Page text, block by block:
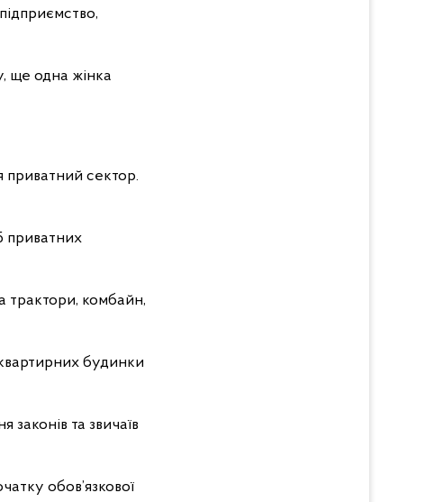
ще одна жінка
сектор.
приватних
трактори, комбайн,
будинки
та звичаїв
обов’язкової